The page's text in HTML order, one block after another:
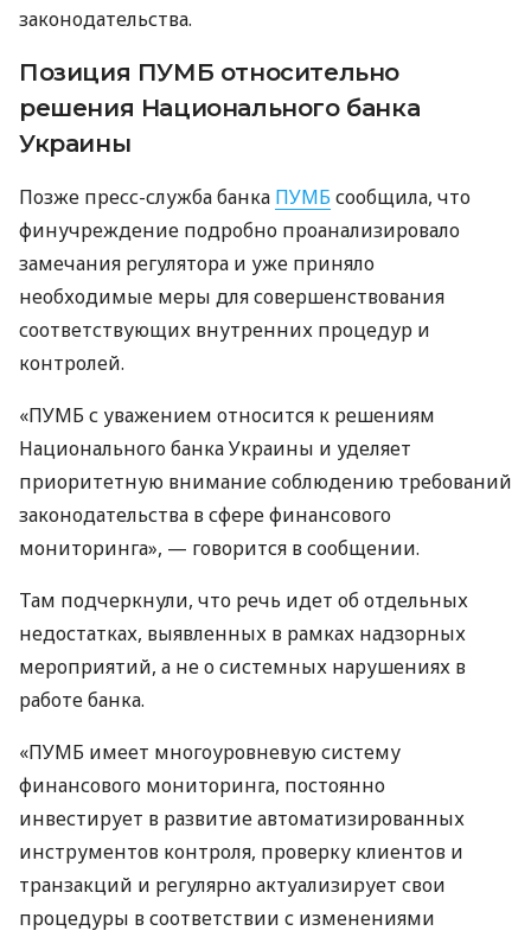
законодательства.
Позиция ПУМБ относительно
решения Национального банка
Украины
Позже пресс-служба банка ПУМБсообщила, что
финучреждение подробно проанализировало
замечания регулятора и уже приняло
необходимые меры для совершенствования
соответствующих внутренних процедур и
контролей.
«ПУМБ с уважением относится к решениям
Национального банка Украины и уделяет
приоритетную внимание соблюдению требований
законодательства в сфере финансового
мониторинга», — говорится в сообщении.
Там подчеркнули, что речь идет об отдельных
недостатках, выявленных в рамках надзорных
мероприятий, а не о системных нарушениях в
работе банка.
«ПУМБ имеет многоуровневую систему
финансового мониторинга, постоянно
инвестирует в развитие автоматизированных
инструментов контроля, проверку клиентов и
транзакций и регулярно актуализирует свои
процедуры в соответствии с изменениями